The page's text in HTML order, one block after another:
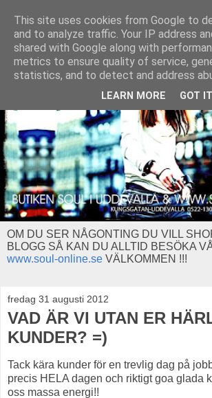
OM DU SER NÅGONTING DU VILL
BLOGG SÅ KAN DU ALLTID BESÖKA
www.soul-online.se VÄLKOMMEN !!!
fredag 31 augusti 2012
VAD ÄR VI UTAN ER
KUNDER? =)
Tack kära kunder för en trevlig dag på
precis HELA dagen och riktigt goa glada
oss massa energi!!
This site uses cookies from Google to
and to analyze traffic. Your IP address
shared with Google along with
metrics to ensure quality of service,
statistics, and to detect and address
LEARN MORE GOT IT